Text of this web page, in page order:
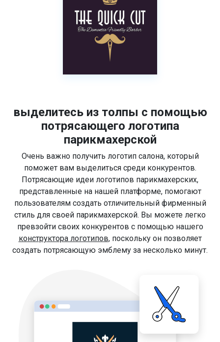
выделитесь из толпы с помощью
потрясающего логотипа
парикмахерской
Очень важно получить логотип салона, который
поможет вам выделиться среди конкурентов.
Потрясающие идеи логотипов парикмахерских,
представленные на нашей платформе, помогают
пользователям создать отличительный фирменный
стиль для своей парикмахерской. Вы можете легко
превзойти своих конкурентов с помощью нашего
конструктора логотипов, поскольку он позволяет
создать потрясающую эмблему за несколько минут.